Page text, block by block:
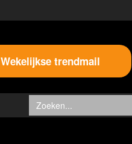
Wekelijkse trendmail